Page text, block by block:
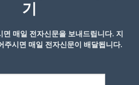
무단 전재 및 재배포 금
기
면 매일 전자신문을 보내드립니다. 지
주시면 매일 전자신문이 배달됩니다.